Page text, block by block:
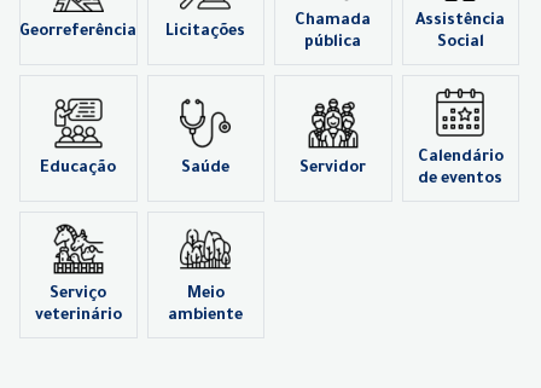
Georreferência Licitações
Chamada
pública
Assistência
Social
Educação Saúde Servidor
Calendário
de eventos
Serviço
veterinário
Meio
ambiente